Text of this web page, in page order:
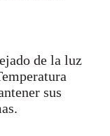
de la luz
sus